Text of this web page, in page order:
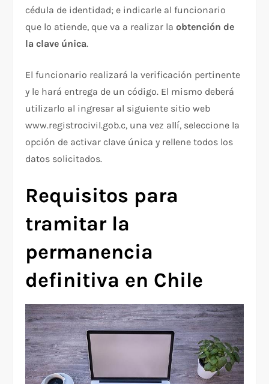
cédula de identidad; e indicarle al funcionario
que lo atiende, que va a realizar laobtención de
la clave única.
El funcionario realizará la verificación pertinente
y le hará entrega de un código. El mismo deberá
utilizarlo al ingresar al siguiente sitio web
www.registrocivil.gob.c, una vez allí, seleccione la
opción de activar clave única y rellene todos los
datos solicitados.
Requisitos para
tramitar la
permanencia
definitiva en Chile